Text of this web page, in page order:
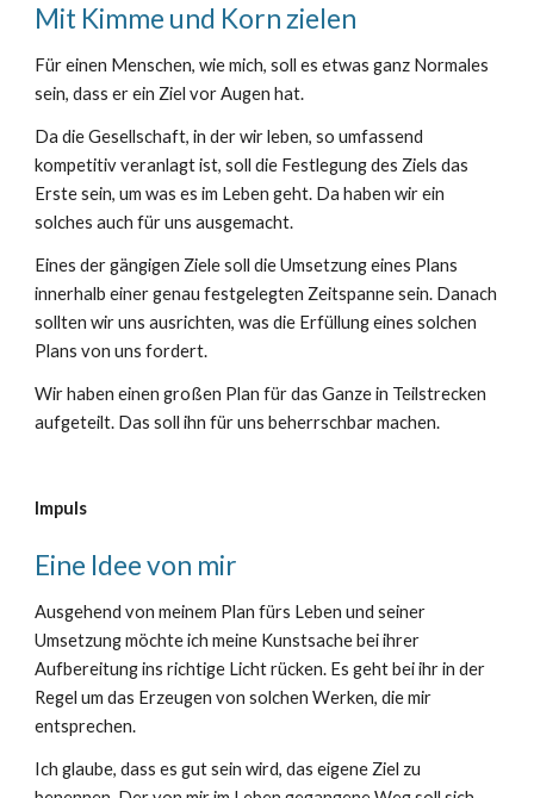
Mit Kimme und Korn zielen
Für einen Menschen, wie mich, soll es etwas ganz Normales
sein, dass er ein Ziel vor Augen hat.
Da die Gesellschaft, in der wir leben, so umfassend
kompetitiv veranlagt ist, soll die Festlegung des Ziels das
Erste sein, um was es im Leben geht. Da haben wir ein
solches auch für uns ausgemacht.
Eines der gängigen Ziele soll die Umsetzung eines Plans
innerhalb einer genau festgelegten Zeitspanne sein. Danach
sollten wir uns ausrichten, was die Erfüllung eines solchen
Plans von uns fordert.
Wir haben einen großen Plan für das Ganze in Teilstrecken
aufgeteilt. Das soll ihn für uns beherrschbar machen.
Impuls
Eine Idee von mir
Ausgehend von meinem Plan fürs Leben und seiner
Umsetzung möchte ich meine Kunstsache bei ihrer
Aufbereitung ins richtige Licht rücken. Es geht bei ihr in der
Regel um das Erzeugen von solchen Werken, die mir
entsprechen.
Ich glaube, dass es gut sein wird, das eigene Ziel zu